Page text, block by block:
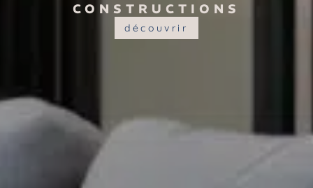
CONSTRUCTIONS
découvrir